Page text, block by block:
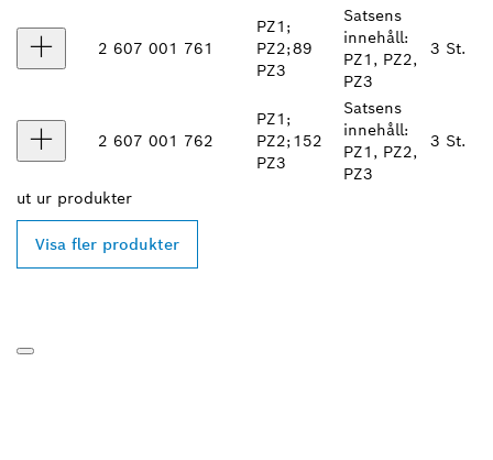
2 607 001 761
PZ1;
PZ2;
PZ3
89
Satsens
innehåll:
PZ1, PZ2,
PZ3
3 St.
2 607 001 762
PZ1;
PZ2;
PZ3
152
Satsens
innehåll:
PZ1, PZ2,
PZ3
3 St.
ut ur produkter
Visa fler produkter